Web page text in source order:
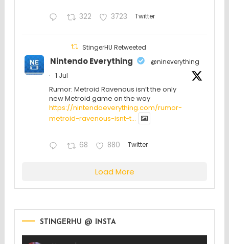
322 3723 Twitter
StingerHU Retweeted
Nintendo Everything
@nineverything
·
1 Jul
Rumor: Metroid Ravenous isn’t the only
new Metroid game on the way
https://nintendoeverything.com/rumor-
metroid-ravenous-isnt-t...
68 880 Twitter
Load More
STINGERHU @ INSTA